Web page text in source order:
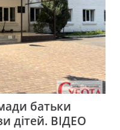
батьки
дітей. ВІДЕО